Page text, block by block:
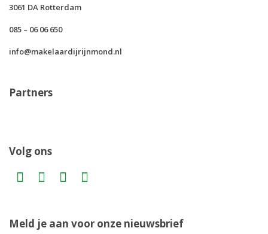
3061 DA Rotterdam
085 – 06 06 650
info@makelaardijrijnmond.nl
Partners
Volg ons
Meld je aan voor onze nieuwsbrief